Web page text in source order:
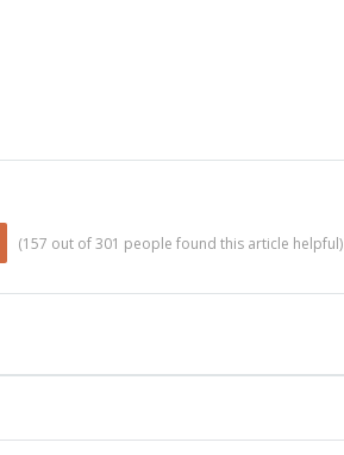
(157 out of 301 people found this article helpful)